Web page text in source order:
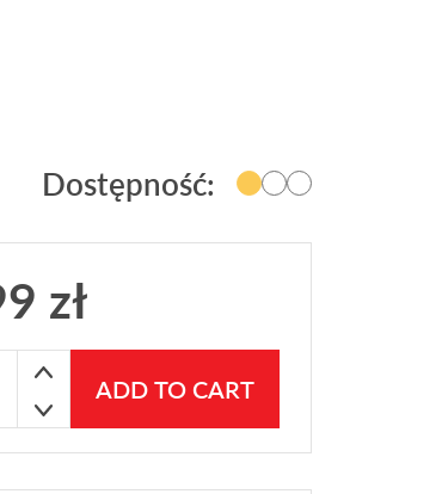
Dostępność:
zł
FOEN Cookies 200ml quantity
ADD TO CART